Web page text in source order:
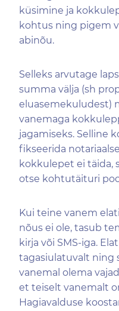
küsimine ja
kohtus ning pigem
abinõu.
Selleks arvutage
summa välja (sh
eluasemekuludest)
vanemaga
jagamiseks. Selline
fikseerida
kokkulepet ei täida,
otse kohtutäituri
Kui teine vanem
nõus ei ole, tasub
kirja või SMS-iga.
tagasiulatuvalt ning
vanemal olema
et teiselt vanemalt
Hagiavalduse